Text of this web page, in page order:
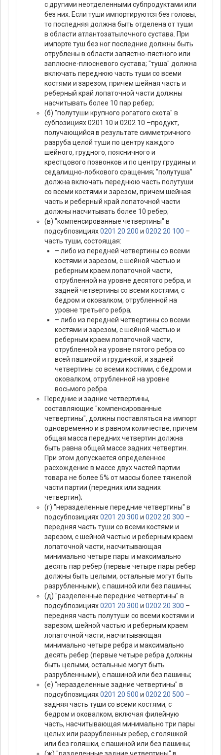
с другими неотделенными субпродуктами или
без них. Если туши импортируются без головы,
то последняя должна быть отделена от туши
в области атлантозатылочного сустава. При
импорте туш без ног последние должны быть
отрублены в области запястно-пястного или
заплюсне-плюсневого сустава; "туша" должна
включать переднюю часть туши со всеми
костями и зарезом, причем шейная часть и
реберный край лопаточной части должны
насчитывать более 10 пар ребер;
(б) "полутуши крупного рогатого скота" в
субпозициях 0201 10 и 0202 10 –продукт,
получающийся в результате симметричного
разруба целой туши по центру каждого
шейного, грудного, поясничного и
крестцового позвонков и по центру грудины и
седалищно-лобкового сращения; "полутуша"
должна включать переднюю часть полутуши
со всеми костями и зарезом, причем шейная
часть и реберный край лопаточной части
должны насчитывать более 10 ребер;
(в) "компенсированные четвертины" в
подсубпозициях0201 20 200 и 0202 20 100 –
часть туши, состоящая:
– либо из передней четвертины со всеми
костями и зарезом, с шейной частью и
реберным краем лопаточной части,
отрубленной на уровне десятого ребра, и
задней четвертины со всеми костями, с
бедром и оковалком, отрубленной на
уровне третьего ребра;
– либо из передней четвертины со всеми
костями и зарезом, с шейной частью и
реберным краем лопаточной части,
отрубленной на уровне пятого ребра со
всей пашиной и грудинкой, и задней
четвертины со всеми костями, с бедром и
оковалком, отрубленной на уровне
восьмого ребра.
Передние и задние четвертины,
составляющие "компенсированные
четвертины", должны поставляться на импорт
одновременно и в равном количестве, причем
общая масса передних четвертин должна
быть равна общей массе задних четвертин.
При этом допускается определенное
расхождение в массе двух частей партии
товара не более 5% от массы более тяжелой
части партии (передних или задних
четвертин);
(г) "неразделенные передние четвертины" в
подсубпозициях0201 20 300 и 0202 20 300 –
передняя часть туши со всеми костями и
зарезом, с шейной частью и реберным краем
лопаточной части, насчитывающая
минимально четыре пары и максимально
десять пар ребер (первые четыре пары ребер
должны быть целыми, остальные могут быть
разрубленными), с пашиной или без пашины;
(д) "разделенные передние четвертины" в
подсубпозициях0201 20 300 и 0202 20 300 –
передняя часть полутуши со всеми костями и
зарезом, шейной частью и реберным краем
лопаточной части, насчитывающая
минимально четыре ребра и максимально
десять ребер (первые четыре ребра должны
быть целыми, остальные могут быть
разрубленными), с пашиной или без пашины;
(е) "неразделенные задние четвертины" в
подсубпозициях0201 20 500 и 0202 20 500 –
задняя часть туши со всеми костями, с
бедром и оковалком, включая филейную
часть, насчитывающая минимально три пары
целых или разрубленных ребер, с голяшкой
или без голяшки, с пашиной или без пашины;